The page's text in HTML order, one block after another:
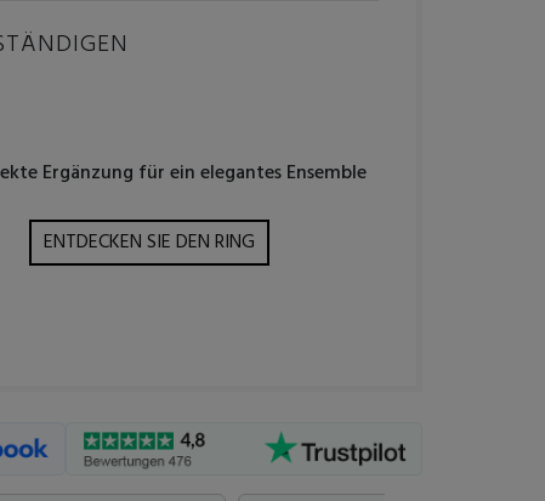
Ergänzung für ein elegantes Ensemble
ENTDECKEN SIE DEN RING